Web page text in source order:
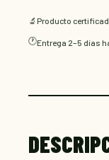
🔬 Producto
🕐Entrega 2–5 días